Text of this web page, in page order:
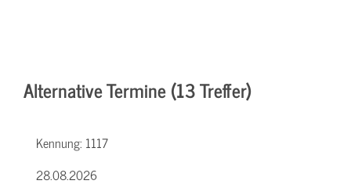
Alternative Termine (13 Treffer)
Kennung: 1117
28.08.2026